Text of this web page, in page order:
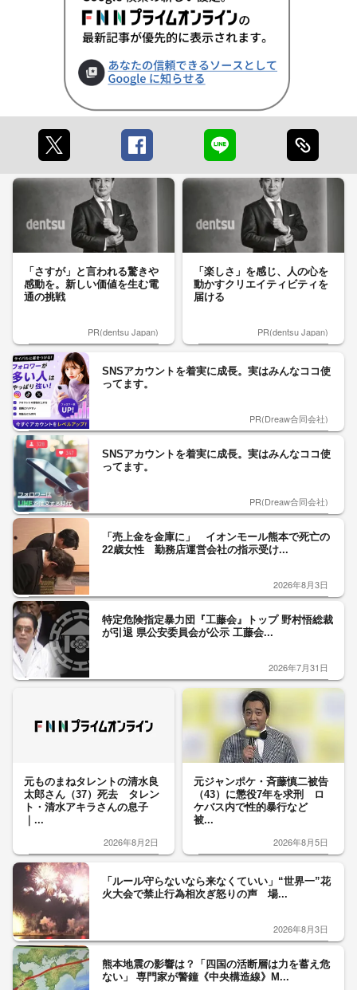
「さすが」と言われる驚きや
感動を。新しい価値を生む電
通の挑戦
PR(dentsu Japan)
「楽しさ」を感じ、人の心を
動かすクリエイティビティを
届ける
PR(dentsu Japan)
SNSアカウントを着実に成長。実はみんなココ使
ってます。
PR(Dreaw合同会社)
SNSアカウントを着実に成長。実はみんなココ使
ってます。
PR(Dreaw合同会社)
「売上金を金庫に」 イオンモール熊本で死亡の
22歳女性 勤務店運営会社の指示受け...
2026年8月3日
特定危険指定暴力団『工藤会』トップ 野村悟総裁
が引退 県公安委員会が公示 工藤会...
2026年7月31日
元ものまねタレントの清水良
太郎さん（37）死去 タレン
ト・清水アキラさんの息子
｜...
2026年8月2日
元ジャンポケ・斉藤慎二被告
（43）に懲役7年を求刑 ロ
ケバス内で性的暴行など
被...
2026年8月5日
「ルール守らないなら来なくていい」“世界一”花
火大会で禁止行為相次ぎ怒りの声 場...
2026年8月3日
熊本地震の影響は？「四国の活断層は力を蓄え危
ない」 専門家が警鐘《中央構造線》M...